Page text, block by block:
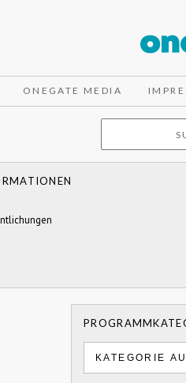
ONEGATE MEDIA